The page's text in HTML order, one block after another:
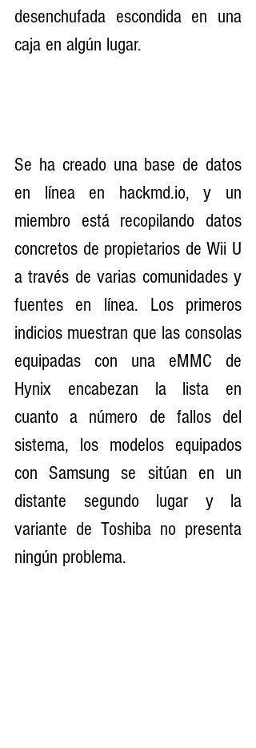
desenchufada escondida en una
caja en algún lugar.
Se ha creado una base de datos
en línea en hackmd.io, y un
miembro está recopilando datos
concretos de propietarios de Wii U
a través de varias comunidades y
fuentes en línea. Los primeros
indicios muestran que las consolas
equipadas con una eMMC de
Hynix encabezan la lista en
cuanto a número de fallos del
sistema, los modelos equipados
con Samsung se sitúan en un
distante segundo lugar y la
variante de Toshiba no presenta
ningún problema.